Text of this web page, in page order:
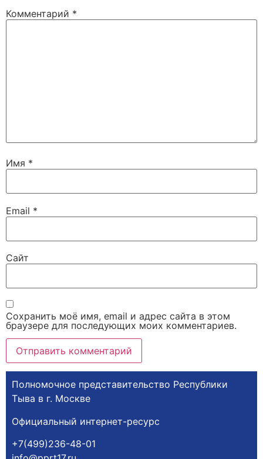
Комментарий *
Имя *
Email *
Сайт
Сохранить моё имя, email и адрес сайта в этом
браузере для последующих моих комментариев.
Полномочное представительство Республики
Тыва в г. Москве
Официальный интернет-ресурс
+7(499)236-48-01